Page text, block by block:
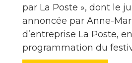
par La Poste », dont le
annoncée par Anne-
d’entreprise La Poste,
programmation du